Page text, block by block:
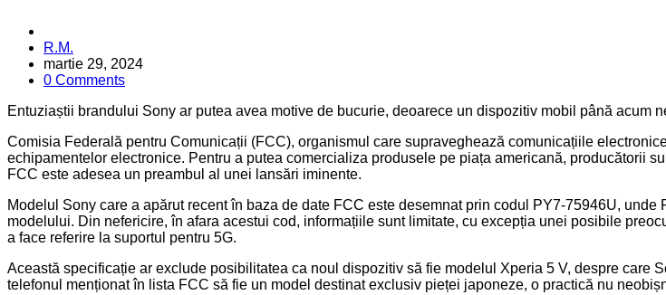
Posted
by
R.M.
martie 29, 2024
0 Comments
Entuziaștii brandului Sony ar putea avea motive de bucurie, deoarece un dispozitiv mobil până acum
Comisia Federală pentru Comunicații (FCC), organismul care supraveghează comunicațiile
echipamentelor electronice. Pentru a putea comercializa produsele pe piața americană, producătorii
FCC este adesea un preambul al unei lansări iminente.
Modelul Sony care a apărut recent în baza de date FCC este desemnat prin codul PY7-75946U,
modelului. Din nefericire, în afara acestui cod, informațiile sunt limitate, cu excepția unei posibile
a face referire la suportul pentru 5G.
Această specificație ar exclude posibilitatea ca noul dispozitiv să fie modelul Xperia 5 V, despre care
telefonul menționat în lista FCC să fie un model destinat exclusiv pieței japoneze, o practică nu